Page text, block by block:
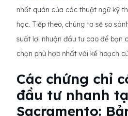
nhất quán của các thuật ngữ kỹ
học. Tiếp theo, chúng ta sẽ so
suất lợi nhuận đầu tư cao để bạn
chọn phù hợp nhất với kế hoạch
Các chứng chỉ
đầu tư nhanh
Sacramento: